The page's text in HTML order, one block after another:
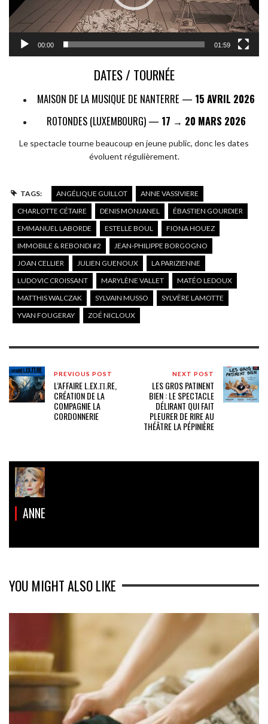
00:00 01:59
DATES / TOURNÉE
MAISON DE LA MUSIQUE DE NANTERRE — 15 AVRIL 2026
ROTONDES (LUXEMBOURG) — 17 → 20 MARS 2026
Le spectacle tourne beaucoup en jeune public, donc les dates
évoluent régulièrement.
TAGS: ANGÉLIQUE GUILLOT
ANNE VASSIVIERE
CHARLOTTE CÉTAIRE
DENIS MONJANEL
ÉBASTIEN GOURDIER
EMMANUEL LABORDE
ESTELLE BOUL
FIONA HOUEZ
IMMOBILE & REBONDI #2
JEAN-PHILIPPE BORGOGNO
JOAN CELLIER
JULIEN GUENOUX
LA PARIZIENNE
LUDOVIC CROISSANT
MARYLÈNE VALLET
MATÉO LEDOUX
MATTHIS WALCZAK
SYLVAIN MUSSO
SYLVÈRE LAMOTTE
YVAN FOUGERAY
ZOÉ NICLOUX
PREVIOUS POST
L’AFFAIRE L.EX.Π.RE,
CRÉATION DE LA
COMPAGNIE LA
CORDONNERIE
NEXT POST
LES GROS PATINENT
BIEN : LE SPECTACLE
DÉLIRANT QUI FAIT
PLEURER DE RIRE AU
THÉÂTRE LA PÉPINIÈRE
ANNE
YOU MIGHT ALSO LIKE